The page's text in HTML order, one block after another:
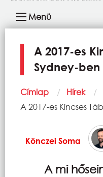
navigáció
Menü
A 2017-es
Sydney-ben
Morzsa
Címlap
Hírek
Current:
A 2017-es Kincses
Könczei Soma
A mi